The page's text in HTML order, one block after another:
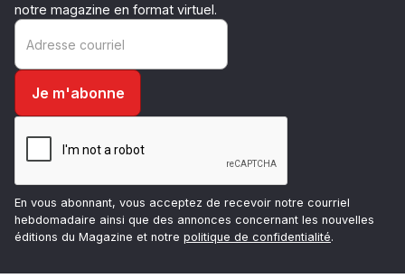
notre magazine en format virtuel.
En vous abonnant, vous acceptez de recevoir notre courriel
hebdomadaire ainsi que des annonces concernant les nouvelles
éditions du Magazine et notre politique de confidentialité.